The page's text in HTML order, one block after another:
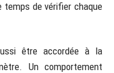
temps de vérifier chaque
être accordée à la
Un comportement